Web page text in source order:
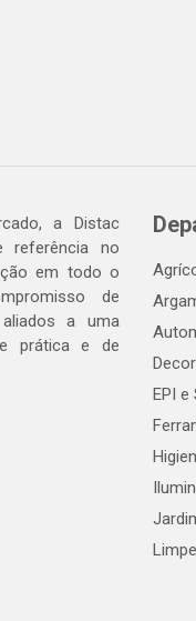
a Distac
referência no
em todo o
de
a uma
prática e de
EPI e